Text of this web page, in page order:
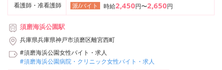
看護師・准看護師
派/バイト 時給2,450円〜2,650円
須磨海浜公園駅
兵庫県兵庫県神戸市須磨区離宮西町
#須磨海浜公園女性バイト・求人
#須磨海浜公園病院・クリニック女性バイト・求人